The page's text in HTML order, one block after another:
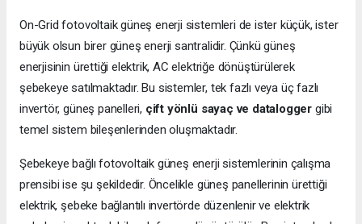
On-Grid fotovoltaik güneş enerji sistemleri de ister küçük, ister
büyük olsun birer güneş enerji santralidir. Çünkü güneş
enerjisinin ürettiği elektrik, AC elektriğe dönüştürülerek
şebekeye satılmaktadır. Bu sistemler, tek fazlı veya üç fazlı
invertör, güneş panelleri, çift yönlü sayaç ve datalogger gibi
temel sistem bileşenlerinden oluşmaktadır.
Şebekeye bağlı fotovoltaik güneş enerji sistemlerinin çalışma
prensibi ise şu şekildedir. Öncelikle güneş panellerinin ürettiği
elektrik, şebeke bağlantılı invertörde düzenlenir ve elektrik